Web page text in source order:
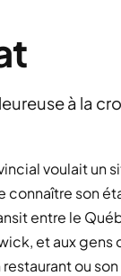
à la
voulait un
connaître son
entre le
et aux gens
ou son